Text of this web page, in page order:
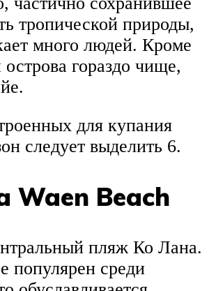
тропической природы,
много людей. Кроме
гораздо чище,
для купания
следует выделить 6.
Waen Beach
пляж Ко Лана.
популярен среди